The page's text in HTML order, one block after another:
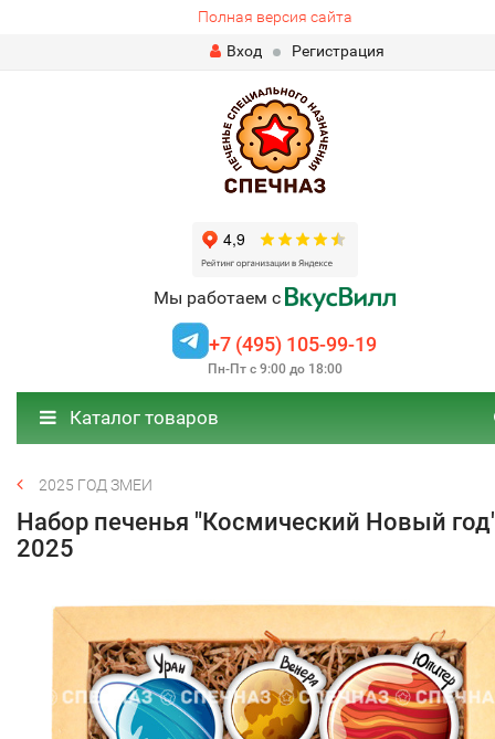
Полная версия сайта
Вход
Регистрация
Мы работаем с
+7 (495) 105-99-19
Пн-Пт с 9:00 до 18:00
Каталог товаров
2025 ГОД ЗМЕИ
Набор печенья "Космический Новый
2025